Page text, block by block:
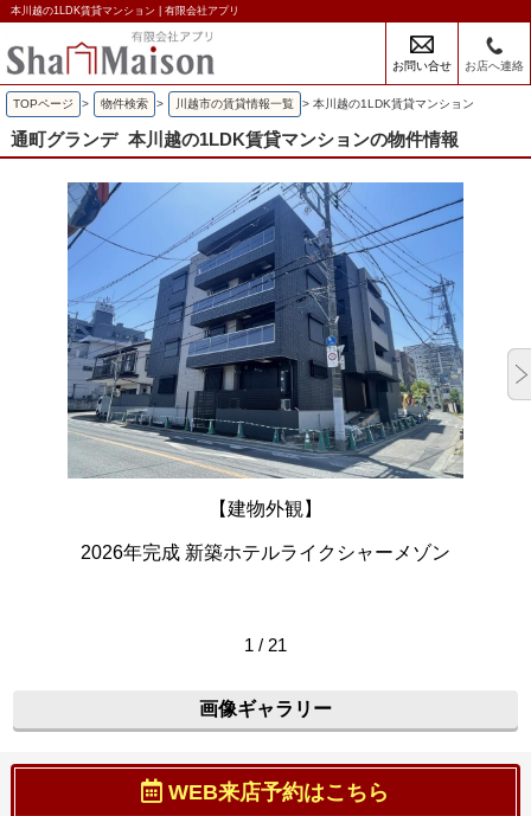
本川越の1LDK賃貸マンション | 有限会社アプリ
お問い合せ お店へ連絡
TOPページ > 物件検索 > 川越市の賃貸情報一覧 > 本川越の1LDK賃貸マンション
通町グランデ 本川越の1LDK賃貸マンションの物件情報
【建物外観】
2026年完成 新築ホテルライクシャーメゾン
1 / 21
画像ギャラリー
WEB来店予約はこちら